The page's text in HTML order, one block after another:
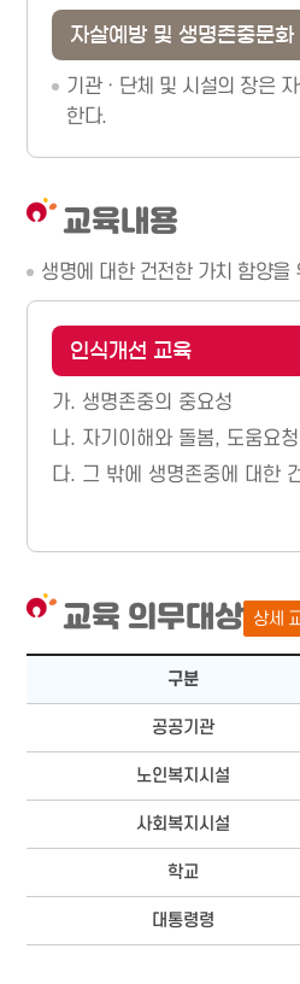
자살예방 및 생명존중문
기관ㆍ단체 및 시설의 장은
한다.
교육내용
생명에 대한 건전한 가치 함양을
인식개선 교육
가. 생명존중의 중요성
나. 자기이해와 돌봄, 도움요
다. 그 밖에 생명존중에 대한
교육 의무대상 상세
구분
공공기관
노인복지시설
사회복지시설
학교
대통령령